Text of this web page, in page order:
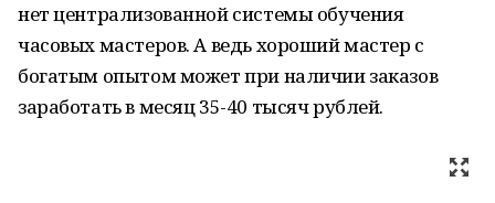
нет централизованной системы обучения
часовых мастеров. А ведь хороший мастер с
богатым опытом может при наличии заказов
заработать в месяц 35-40 тысяч рублей.